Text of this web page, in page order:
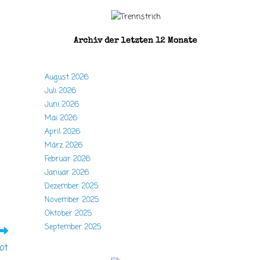
Archiv der letzten 12 Monate
August 2026
Juli 2026
Juni 2026
Mai 2026
April 2026
März 2026
Februar 2026
Januar 2026
Dezember 2025
November 2025
Oktober 2025
September 2025